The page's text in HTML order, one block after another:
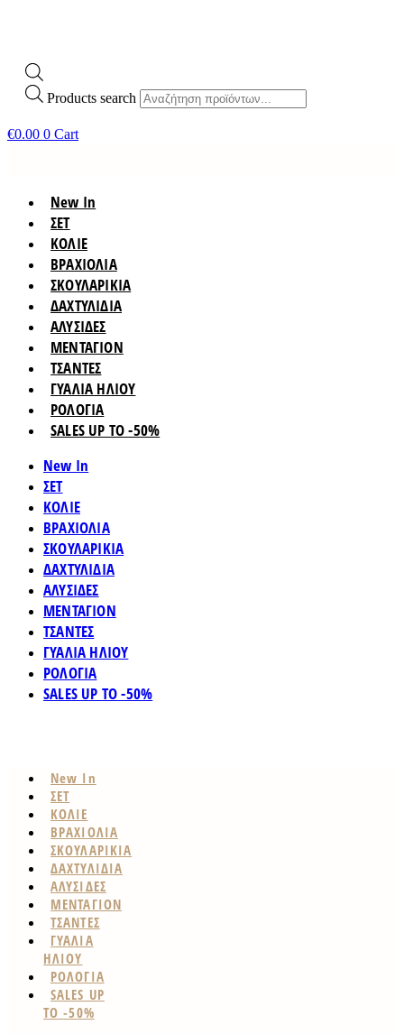
Products search
€0.00 0 Cart
New In
ΣΕΤ
ΚΟΛΙΕ
ΒΡΑΧΙΟΛΙΑ
ΣΚΟΥΛΑΡΙΚΙΑ
ΔΑΧΤΥΛΙΔΙΑ
ΑΛΥΣΙΔΕΣ
ΜΕΝΤΑΓΙΟΝ
ΤΣΑΝΤΕΣ
ΓΥΑΛΙΑ ΗΛΙΟΥ
ΡΟΛΟΓΙΑ
SALES UP TO -50%
New In
ΣΕΤ
ΚΟΛΙΕ
ΒΡΑΧΙΟΛΙΑ
ΣΚΟΥΛΑΡΙΚΙΑ
ΔΑΧΤΥΛΙΔΙΑ
ΑΛΥΣΙΔΕΣ
ΜΕΝΤΑΓΙΟΝ
ΤΣΑΝΤΕΣ
ΓΥΑΛΙΑ ΗΛΙΟΥ
ΡΟΛΟΓΙΑ
SALES UP TO -50%
New In
ΣΕΤ
ΚΟΛΙΕ
ΒΡΑΧΙΟΛΙΑ
ΣΚΟΥΛΑΡΙΚΙΑ
ΔΑΧΤΥΛΙΔΙΑ
ΑΛΥΣΙΔΕΣ
ΜΕΝΤΑΓΙΟΝ
ΤΣΑΝΤΕΣ
ΓΥΑΛΙΑ
ΗΛΙΟΥ
ΡΟΛΟΓΙΑ
SALES UP
TO -50%